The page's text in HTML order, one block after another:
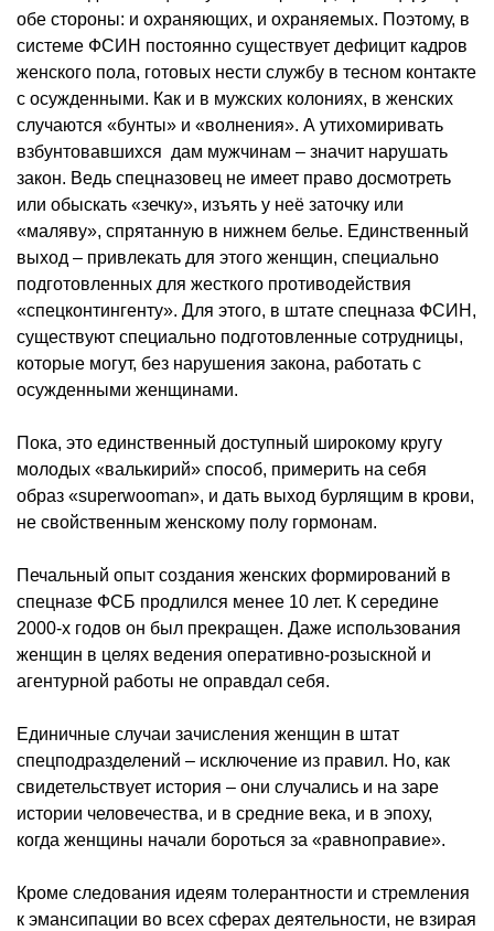
обе стороны: и охраняющих, и охраняемых. Поэтому, в
системе ФСИН постоянно существует дефицит кадров
женского пола, готовых нести службу в тесном контакте
с осужденными. Как и в мужских колониях, в женских
случаются «бунты» и «волнения». А утихомиривать
взбунтовавшихся дам мужчинам – значит нарушать
закон. Ведь спецназовец не имеет право досмотреть
или обыскать «зечку», изъять у неё заточку или
«маляву», спрятанную в нижнем белье. Единственный
выход – привлекать для этого женщин, специально
подготовленных для жесткого противодействия
«спецконтингенту». Для этого, в штате спецназа ФСИН,
существуют специально подготовленные сотрудницы,
которые могут, без нарушения закона, работать с
осужденными женщинами.
Пока, это единственный доступный широкому кругу
молодых «валькирий» способ, примерить на себя
образ «superwooman», и дать выход бурлящим в крови,
не свойственным женскому полу гормонам.
Печальный опыт создания женских формирований в
спецназе ФСБ продлился менее 10 лет. К середине
2000-х годов он был прекращен. Даже использования
женщин в целях ведения оперативно-розыскной и
агентурной работы не оправдал себя.
Единичные случаи зачисления женщин в штат
спецподразделений – исключение из правил. Но, как
свидетельствует история – они случались и на заре
истории человечества, и в средние века, и в эпоху,
когда женщины начали бороться за «равноправие».
Кроме следования идеям толерантности и стремления
к эмансипации во всех сферах деятельности, не взирая